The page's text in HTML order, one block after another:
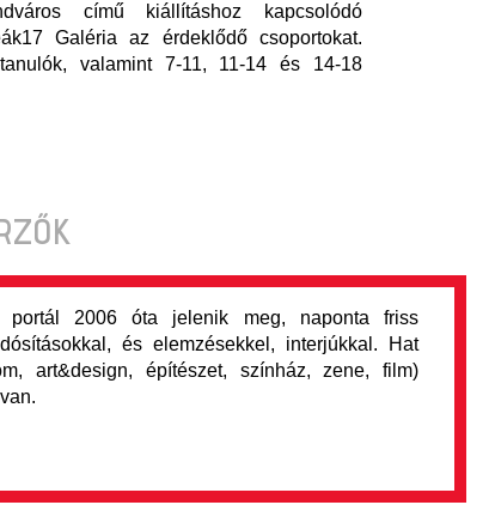
című kiállításhoz kapcsolódó
Galéria az érdeklődő csoportokat.
valamint 7-11, 11-14 és 14-18
portál 2006 óta jelenik meg, naponta friss
és elemzésekkel, interjúkkal. Hat
art&design, építészet, színház, zene, film)